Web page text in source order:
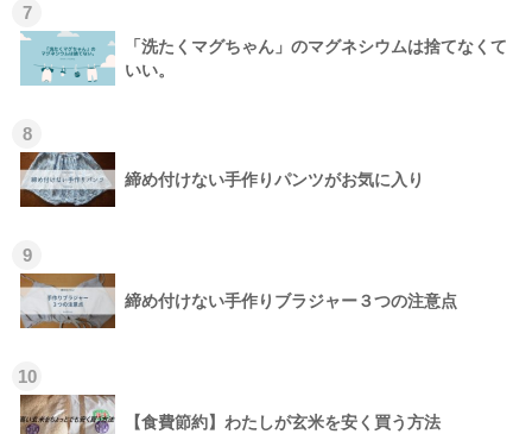
7
「洗たくマグちゃん」のマグネシウムは捨てなくて
いい。
8
締め付けない手作りパンツがお気に入り
9
締め付けない手作りブラジャー３つの注意点
10
【食費節約】わたしが玄米を安く買う方法